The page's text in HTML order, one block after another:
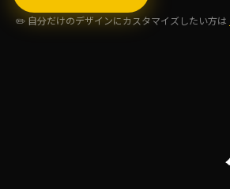
✏️ 自分だけのデザインにカスタマイズしたい方は